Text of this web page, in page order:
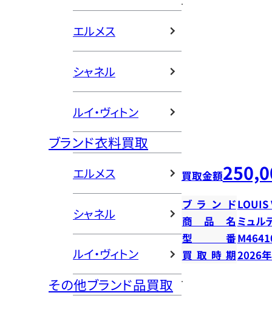
エルメス
シャネル
ルイ・ヴィトン
ブランド衣料買取
エルメス
シャネル
ルイ・ヴィトン
その他ブランド品買取
買取金額
ブランドLOUIS
商品名 ミュル
型番
買取時期2026